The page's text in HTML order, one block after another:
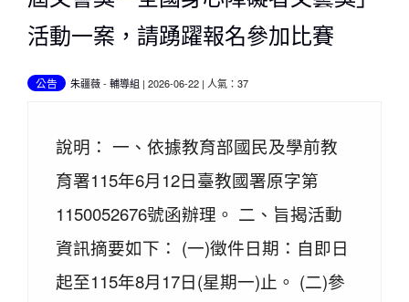
活動一案，請踴躍報名參加比賽
公告 朱疆薇- 輔導組 | 2026-06-22 | 人氣：37
說明： 一、依據教育部國民及學前教
育署115年6月12日臺教國署原字第
1150052676號函辦理。 二、旨揭活動
資訊摘要如下： (一)徵件日期：自即日
起至115年8月17日(星期一)止。 (二)參